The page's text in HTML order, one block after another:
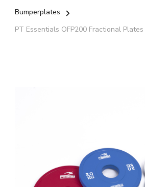
Bumperplates
PT Essentials OFP200 Fractional